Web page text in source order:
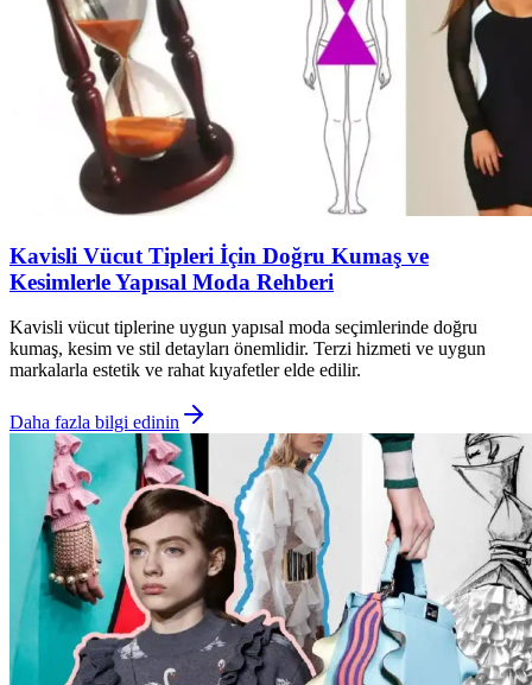
Kavisli Vücut Tipleri İçin Doğru Kumaş ve
Kesimlerle Yapısal Moda Rehberi
Kavisli vücut tiplerine uygun yapısal moda seçimlerinde doğru
kumaş, kesim ve stil detayları önemlidir. Terzi hizmeti ve uygun
markalarla estetik ve rahat kıyafetler elde edilir.
Daha fazla bilgi edinin